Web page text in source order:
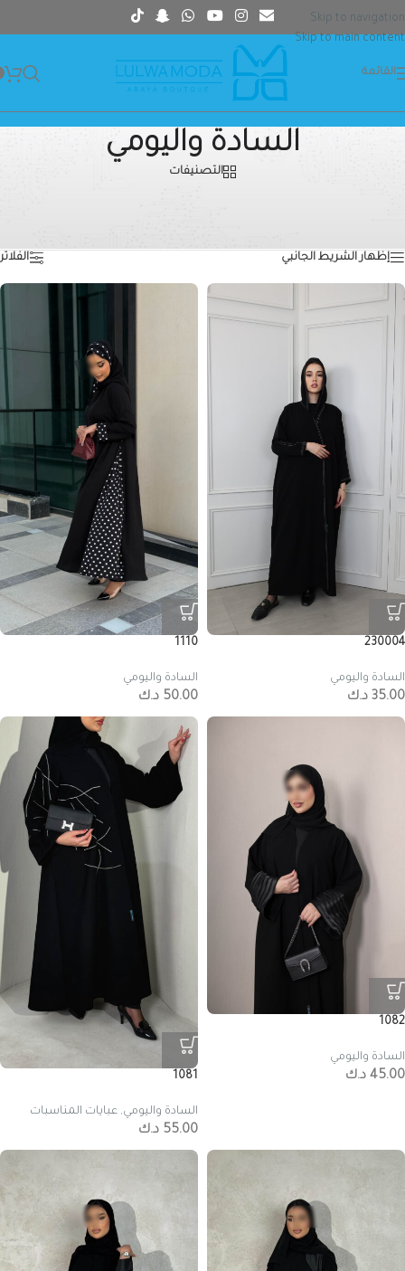
Skip to navigation
Skip to main content
القائمة
السادة واليومي
التصنيفات
إظهار الشريط الجانبي الفلاتر
230004
السادة واليومي
35.00 د.ك
1110
السادة واليومي
50.00 د.ك
1082
السادة واليومي
45.00 د.ك 1081
السادة واليومي, عبايات المناسبات
55.00 د.ك